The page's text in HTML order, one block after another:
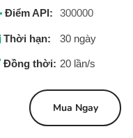
Điểm API: 300000
Thời hạn: 30 ngày
Đồng thời: 20 lần/s
Mua Ngay